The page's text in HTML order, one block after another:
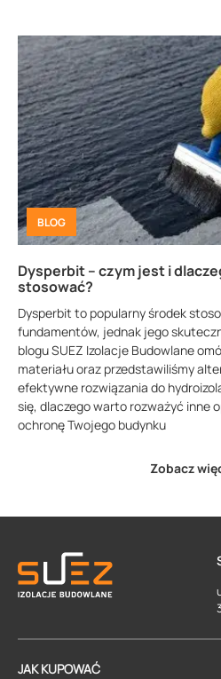
BLOG
Dysperbit – czym jest i
stosować?
Dysperbit to popularny środek
fundamentów, jednak jego
blogu SUEZ Izolacje Budowlane
materiału oraz przedstawiliśmy
efektywne rozwiązania do
się, dlaczego warto rozważyć inne
ochronę Twojego budynku
Zobacz
JAK KUPOWAĆ